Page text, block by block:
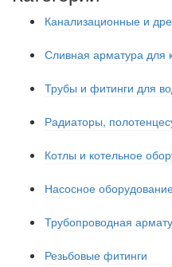
Канализационные и
Сливная арматура для
Трубы и фитинги для
Радиаторы,
Котлы и котельное
Насосное
Трубопроводная
Резьбовые фитинги